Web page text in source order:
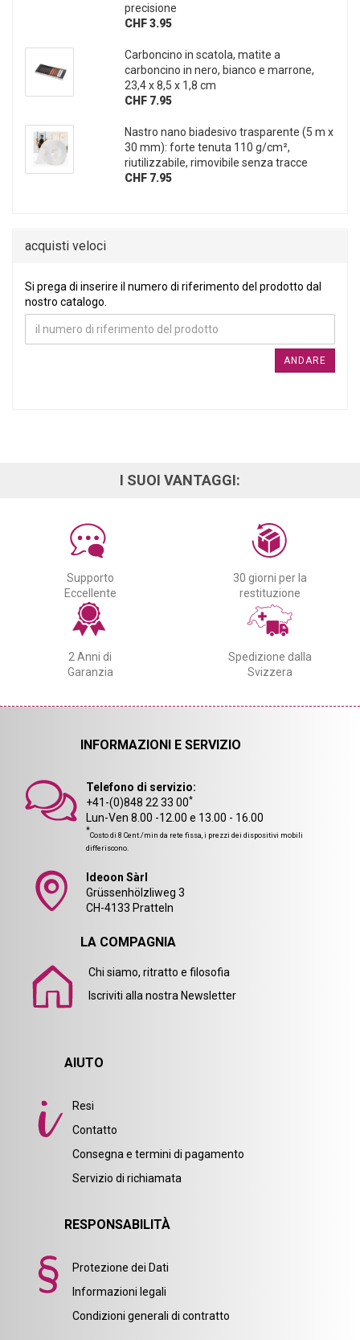
precisione
CHF 3.95
Carboncino in scatola, matite a
carboncino in nero, bianco e marrone,
23,4 x 8,5 x 1,8 cm
CHF 7.95
Nastro nano biadesivo trasparente (5 m x
30 mm): forte tenuta 110 g/cm²,
riutilizzabile, rimovibile senza tracce
CHF 7.95
acquisti veloci
SI PREGA DI INSERIRE IL NUMERO DI RIFERIMENTO DEL
Si prega di inserire il numero di riferimento del prodotto dal
nostro catalogo.
ANDARE
I SUOI VANTAGGI:
Supporto
Eccellente
30 giorni per la
restituzione
2 Anni di
Garanzia
Spedizione dalla
Svizzera
INFORMAZIONI E SERVIZIO
Telefono di servizio:
+41-(0)848 22 33 00*
Lun-Ven 8.00 -12.00 e 13.00 - 16.00
*Costo di 8 Cent./min da rete fissa, i prezzi dei dispositivi mobili
differiscono.
Ideoon Sàrl
Grüssenhölzliweg 3
CH-4133 Pratteln
LA COMPAGNIA
Chi siamo, ritratto e filosofia
Iscriviti alla nostra Newsletter
AIUTO
Resi
Contatto
Consegna e termini di pagamento
Servizio di richiamata
RESPONSABILITÀ
Protezione dei Dati
Informazioni legali
Condizioni generali di contratto